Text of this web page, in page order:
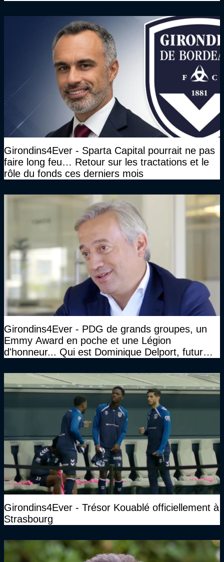
Girondins4Ever - Sparta Capital pourrait ne pas
faire long feu… Retour sur les tractations et le
rôle du fonds ces derniers mois
Girondins4Ever - PDG de grands groupes, un
Emmy Award en poche et une Légion
d'honneur... Qui est Dominique Delport, futur
Girondins4Ever - Trésor Kouablé officiellement à
Strasbourg